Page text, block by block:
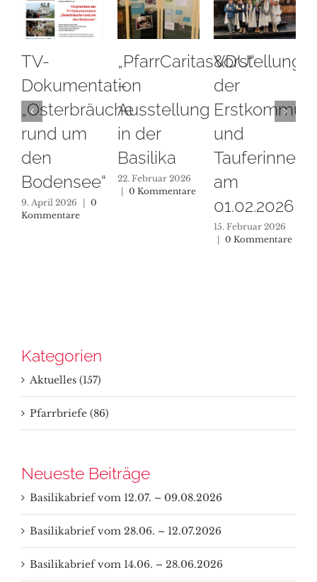
um
April 2026 |
0
Ausstellung
in der
Basilika
22. Februar 2026
|
0 Kommentare
der
und
Tauferinnerung
01.02.2026
15. Februar 2026
0 Kommentare
11.
Aktuelles (157)
Pfarrbriefe (86)
Basilikabrief vom 12.07. – 09.08.2026
Basilikabrief vom 28.06. – 12.07.2026
Basilikabrief vom 14.06. – 28.06.2026